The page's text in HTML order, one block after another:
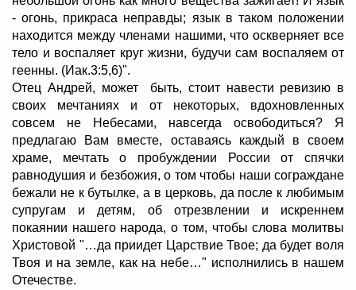
- огонь, прикраса неправды; язык в таком положении
находится между членами нашими, что оскверняет все
тело и воспаляет круг жизни, будучи сам воспаляем от
геенны. (Иак.3:5,6)".
Отец Андрей, может быть, стоит навести ревизию в
своих мечтаниях и от некоторых, вдохновленных
совсем не Небесами, навсегда освободиться? Я
предлагаю Вам вместе, оставаясь каждый в своем
храме, мечтать о пробуждении России от спячки
равнодушия и безбожия, о том чтобы наши сограждане
бежали не к бутылке, а в церковь, да после к любимым
супругам и детям, об отрезвлении и искреннем
покаянии нашего народа, о том, чтобы слова молитвы
Христовой "…да приидет Царствие Твое; да будет воля
Твоя и на земле, как на небе…" исполнились в нашем
Отечестве.